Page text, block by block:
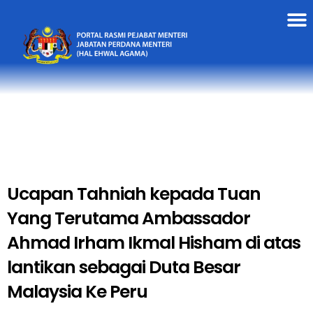
Ucapan Tahniah kepada Tuan
Yang Terutama Ambassador
Ahmad Irham Ikmal Hisham di atas
lantikan sebagai Duta Besar
Malaysia Ke Peru